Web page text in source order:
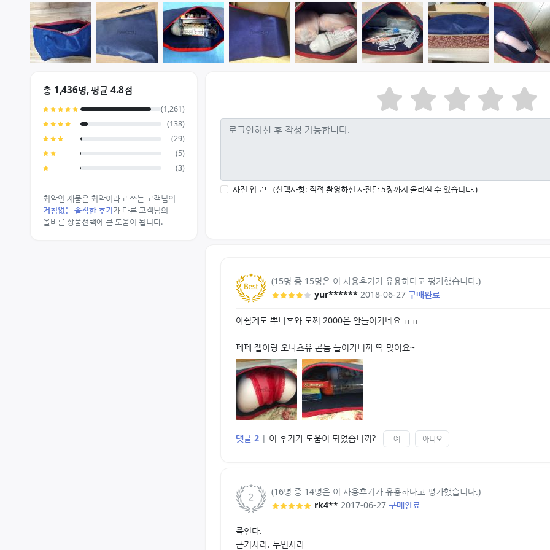
총 1,436명, 평균 4.8점
(1,261)
(138)
(29)
(5)
(3)
최악인 제품은 최악이라고 쓰는 고객님의
거침없는 솔직한 후기가 다른 고객님의
올바른 상품선택에 큰 도움이 됩니다.
사진 업로드 (선택사항: 직접 촬영하신 사진만 5장까지 올리실 수 있습니다.)
(15명 중 15명은 이 사용후기가 유용하다고 평가했습니다.)
yur****** 2018-06-27 구매완료
아쉽게도 뿌니후와 모찌 2000은 안들어가네요 ㅠㅠ
페페 젤이랑 오나츠유 콘돔 들어가니까 딱 맞아요~
댓글 2 | 이 후기가 도움이 되었습니까? 예 아니오
(16명 중 14명은 이 사용후기가 유용하다고 평가했습니다.)
rk4** 2017-06-27 구매완료
죽인다.
큰거사라. 두번사라